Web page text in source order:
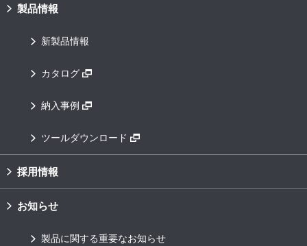
製品情報
新製品情報
カタログ
納入事例
ツールダウンロード
採用情報
お知らせ
製品に関する重要なお知らせ